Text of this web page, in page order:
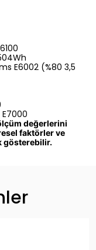
E6002 (%80 3,5
E7000
değerlerini
faktörler ve
gösterebilir.